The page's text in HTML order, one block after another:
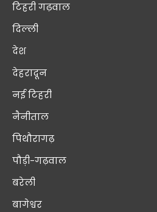
टिहरी गढ़वाल
दिल्ली
देश
देहरादून
नई टिहरी
नैनीताल
पिथौरागढ़
पौड़ी-गढ़वाल
बरेली
बागेश्वर